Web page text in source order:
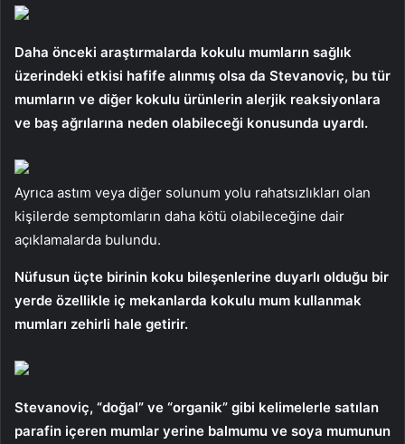
Daha önceki araştırmalarda kokulu mumların sağlık
üzerindeki etkisi hafife alınmış olsa da Stevanoviç, bu tür
mumların ve diğer kokulu ürünlerin alerjik reaksiyonlara
ve baş ağrılarına neden olabileceği konusunda uyardı.
Ayrıca astım veya diğer solunum yolu rahatsızlıkları olan
kişilerde semptomların daha kötü olabileceğine dair
açıklamalarda bulundu.
Nüfusun üçte birinin koku bileşenlerine duyarlı olduğu bir
yerde özellikle iç mekanlarda kokulu mum kullanmak
mumları zehirli hale getirir.
Stevanoviç, “doğal” ve “organik” gibi kelimelerle satılan
parafin içeren mumlar yerine balmumu ve soya mumunun